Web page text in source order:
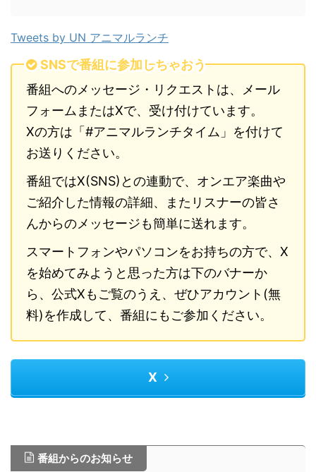
Tweets by UN アニマルランチ
SNSで番組に参加しちゃおう
番組へのメッセージ・リクエストは、メール
フォームまたはXで、受け付けています。
Xの方は「#アニマルランチタイム」を付けて
お送りください。
番組ではX(SNS)との連動で、オンエア楽曲や
ご紹介した情報の詳細、またリスナーの皆さ
んからのメッセージも簡単に送れます。
スマートフォンやパソコンをお持ちの方で、X
を始めてみようと思った方は下のバナーか
ら、公式Xもご覧のうえ、ぜひアカウント(無
料)を作成して、番組にもご参加ください。
X
番組からのお知らせ